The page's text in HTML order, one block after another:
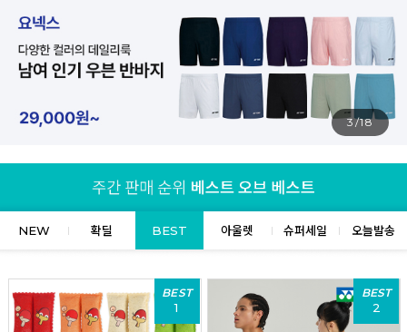
4/18
NEW 확딜 BEST 아울렛 슈퍼세일 오늘발송
BEST
1
BEST
2